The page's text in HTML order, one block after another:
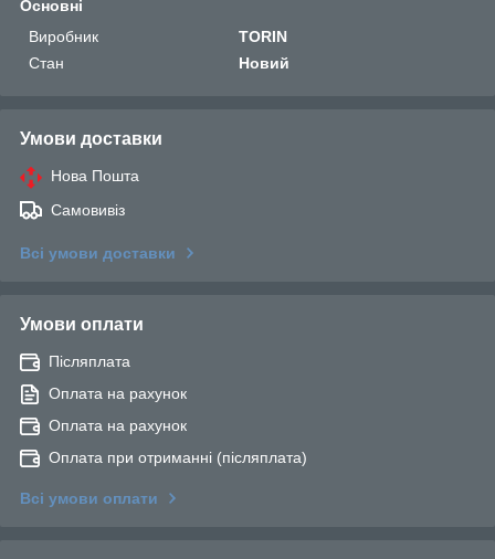
Основні
Виробник
TORIN
Стан
Новий
Умови доставки
Нова Пошта
Самовивіз
Всі умови доставки
Умови оплати
Післяплата
Оплата на рахунок
Оплата на рахунок
Оплата при отриманні (післяплата)
Всі умови оплати